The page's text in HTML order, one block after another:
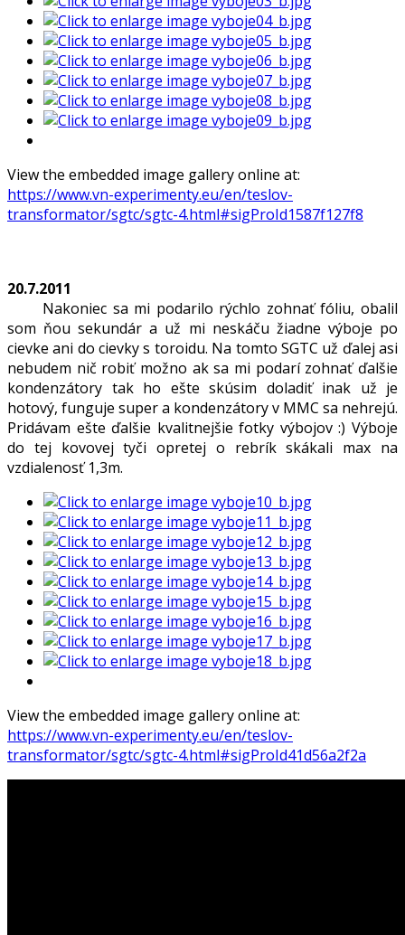
View the embedded image gallery online at:
https://www.vn-experimenty.eu/en/teslov-
transformator/sgtc/sgtc-4.html#sigProId1587f127f8
20.7.2011
Nakoniec sa mi podarilo rýchlo zohnať fóliu, obalil
som ňou sekundár a už mi neskáču žiadne výboje po
cievke ani do cievky s toroidu. Na tomto SGTC už ďalej asi
nebudem nič robiť možno ak sa mi podarí zohnať ďalšie
kondenzátory tak ho ešte skúsim doladiť inak už je
hotový, funguje super a kondenzátory v MMC sa nehrejú.
Pridávam ešte ďalšie kvalitnejšie fotky výbojov :) Výboje
do tej kovovej tyči opretej o rebrík skákali max na
vzdialenosť 1,3m.
View the embedded image gallery online at:
https://www.vn-experimenty.eu/en/teslov-
transformator/sgtc/sgtc-4.html#sigProId41d56a2f2a